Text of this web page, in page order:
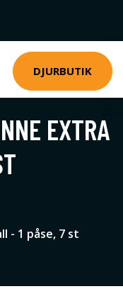
DJURBUTIK
EXTRA
- 1 påse, 7 st